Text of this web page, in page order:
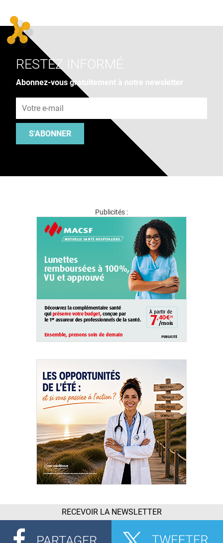
RESTEZ INFORMÉ
Abonnez-vous gratuitement à notre newsletter
S'ABONNER
Publicités :
RECEVOIR LA NEWSLETTER